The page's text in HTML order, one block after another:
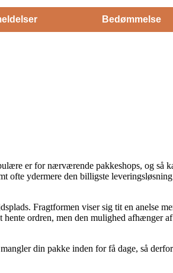
Bedømmelse
er for nærværende pakkeshops, og så
ofte ydermere den billigste
Fragtformen viser sig tit en anelse
ordren, men den mulighed afhænger
din pakke inden for få dage, så